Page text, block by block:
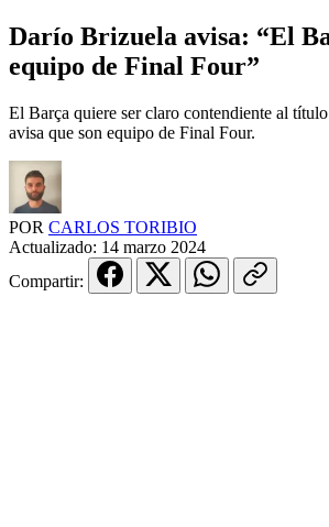
Darío Brizuela avisa: “El
equipo de Final Four”
El Barça quiere ser claro contendiente al
avisa que son equipo de Final Four.
POR CARLOS TORIBIO
Actualizado: 14 marzo 2024
Compartir: